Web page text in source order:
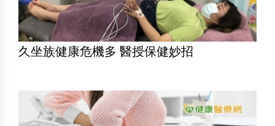
久坐族健康危機多 醫授保健妙招